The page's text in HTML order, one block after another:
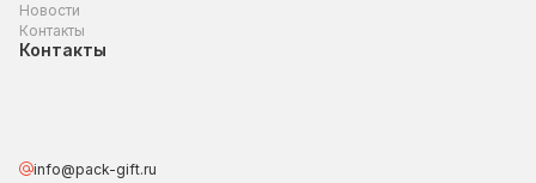
Новости
Контакты
Контакты
info@pack-gift.ru